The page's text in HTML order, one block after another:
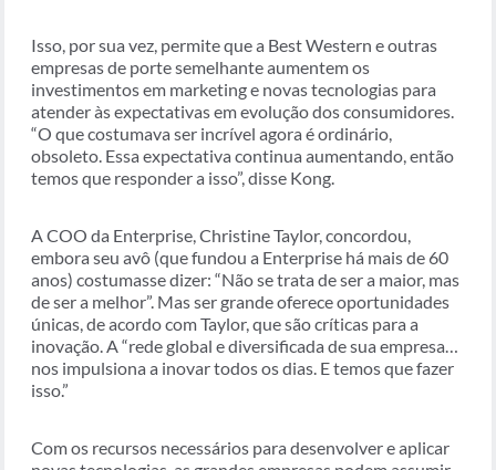
Isso, por sua vez, permite que a Best Western e outras
empresas de porte semelhante aumentem os
investimentos em marketing e novas tecnologias para
atender às expectativas em evolução dos consumidores.
“O que costumava ser incrível agora é ordinário,
obsoleto. Essa expectativa continua aumentando, então
temos que responder a isso”, disse Kong.
A COO da Enterprise, Christine Taylor, concordou,
embora seu avô (que fundou a Enterprise há mais de 60
anos) costumasse dizer: “Não se trata de ser a maior, mas
de ser a melhor”. Mas ser grande oferece oportunidades
únicas, de acordo com Taylor, que são críticas para a
inovação. A “rede global e diversificada de sua empresa…
nos impulsiona a inovar todos os dias. E temos que fazer
isso.”
Com os recursos necessários para desenvolver e aplicar